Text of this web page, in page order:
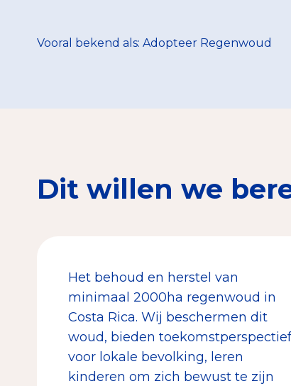
Vooral bekend als: Adopteer Regenwoud
Dit willen we
Het behoud en herstel van
minimaal 2000ha regenwoud in
Costa Rica. Wij beschermen dit
woud, bieden toekomstperspectief
voor lokale bevolking, leren
kinderen om zich bewust te zijn